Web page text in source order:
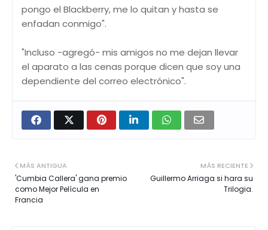
pongo el Blackberry, me lo quitan y hasta se
enfadan conmigo".
"Incluso -agregó- mis amigos no me dejan llevar
el aparato a las cenas porque dicen que soy una
dependiente del correo electrónico".
MÁS RECIENTE
Guillermo Arriaga si hara su
Trilogia.
MÁS ANTIGUA
'Cumbia Callera' gana premio
como Mejor Película en
Francia